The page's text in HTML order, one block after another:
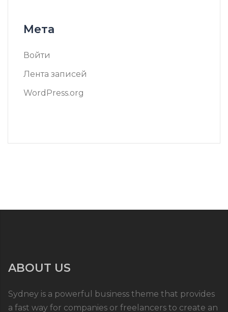
Мета
Войти
Лента записей
WordPress.org
ABOUT US
Sydney is a powerful business theme that provides
a fast way for companies or freelancers to create an